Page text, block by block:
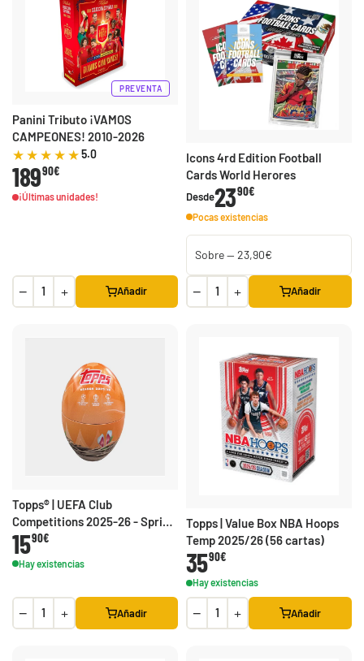
PREVENTA
Panini Tributo ¡VAMOS
CAMPEONES! 2010-2026
5.0
18990€
¡Últimas unidades!
− + Añadir
Icons 4rd Edition Football
Cards World Herores
Desde2390€
Pocas existencias
− + Añadir
Topps® | UEFA Club
Competitions 2025-26 - Spring
Tin - Huevo de Pascua
1590€
Hay existencias
− + Añadir
Topps | Value Box NBA Hoops
Temp 2025/26 (56 cartas)
3590€
Hay existencias
− + Añadir